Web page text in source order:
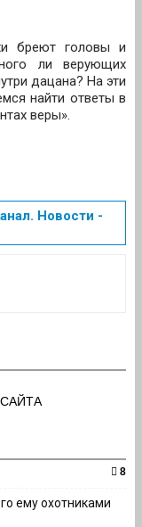
бреют головы и
ли верующих
дацана? На эти
найти ответы в
веры».
Новости -
8
ему охотниками